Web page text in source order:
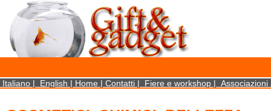
We use cookies on this website. By using this site, you agree that we may store and
statistical data does not identify any personal details whatsoever. More Info? http://
Close
Italiano | English | Home | Contatti | Fiere e workshop | Associazioni